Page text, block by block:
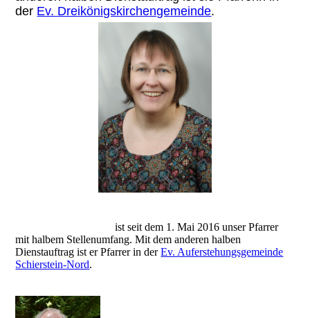
der Ev. Dreikönigskirchengemeinde.
ist seit dem 1. Mai 2016 unser Pfarrer
mit halbem Stellenumfang. Mit dem anderen halben
Dienstauftrag ist er Pfarrer in derEv. Auferstehungsgemeinde
Schierstein-Nord.